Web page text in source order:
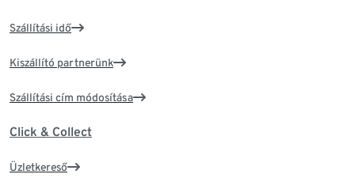
Szállítási idő
Kiszállító partnerünk
Szállítási cím módosítása
Click & Collect
Üzletkereső